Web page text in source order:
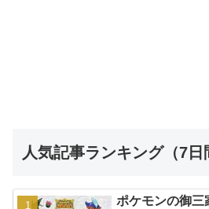
人気記事ランキング（7日
ポケモンの御三